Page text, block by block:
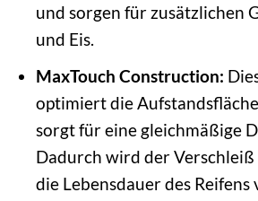
und sorgen für zusätzlichen
und Eis.
MaxTouch Construction:
optimiert die
sorgt für eine gleichmäßige
Dadurch wird der
die Lebensdauer des Reifens